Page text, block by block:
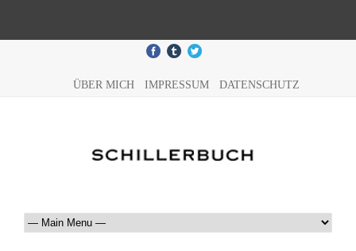
ÜBER MICH IMPRESSUM DATENSCHUTZ